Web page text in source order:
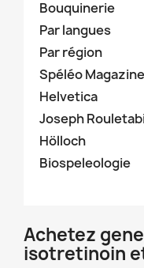
Bouquinerie
Par langues
Par région
Spéléo Magazine
Helvetica
Joseph
Hölloch
Biospeleologie
Achetez
isotretinoin